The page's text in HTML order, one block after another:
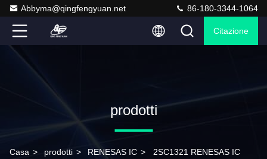
Abbyma@qingfengyuan.net 86-180-3344-1064
Citazione
prodotti
Casa > prodotti > RENESAS IC > 2SC1321 RENESAS IC